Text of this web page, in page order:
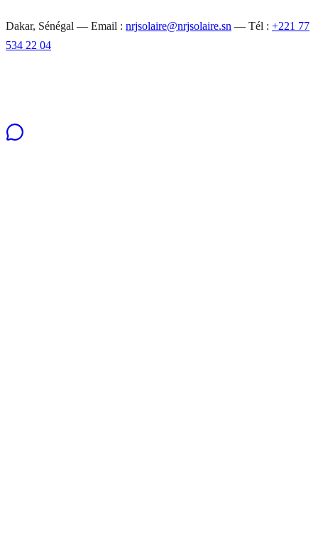
Dakar, Sénégal — Email : nrjsolaire@nrjsolaire.sn — Tél : +221 77
534 22 04